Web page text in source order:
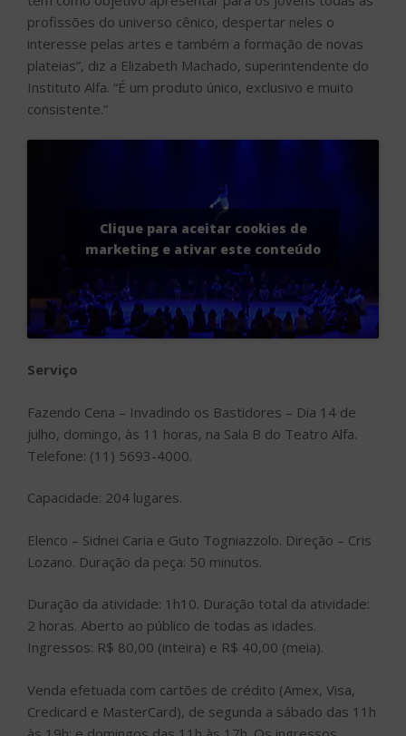
Clique para aceitar cookies de
marketing e ativar este conteúdo
Fazendo Cena – Invadindo os Bastidores – Dia 14 de
julho, domingo, às 11 horas, na Sala B do Teatro Alfa.
Telefone: (11) 5693-4000.
Capacidade: 204 lugares.
Elenco – Sidnei Caria e Guto Togniazzolo. Direção – Cris
Duração da atividade: 1h10. Duração total da atividade:
2 horas. Aberto ao público de todas as idades.
Credicard e MasterCard), de segunda a sábado das 11h
às 19h; e domingos das 11h às 17h. Os ingressos
espetáculo. Taxa de serviço de R$ 5,00 por ingresso
adquirido para Sala A e R$ 2,00 para Sala B. Call Center
Ingresso Rápido: (11) 4003-1212.
Teatro Alfa – Rua Bento Branco de Andrade Filho, 722,
tel. (11) 5693-4000. Site: www.teatroalfa.com.br